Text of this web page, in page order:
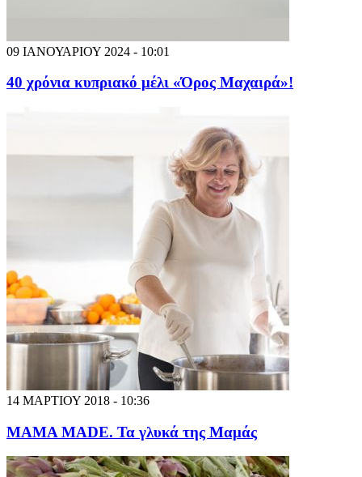
09 ΙΑΝΟΥΑΡΙΟΥ 2024 - 10:01
40 χρόνια κυπριακό μέλι «Όρος Μαχαιρά»!
14 ΜΑΡΤΙΟΥ 2018 - 10:36
MAMA MADE. Τα γλυκά της Μαμάς